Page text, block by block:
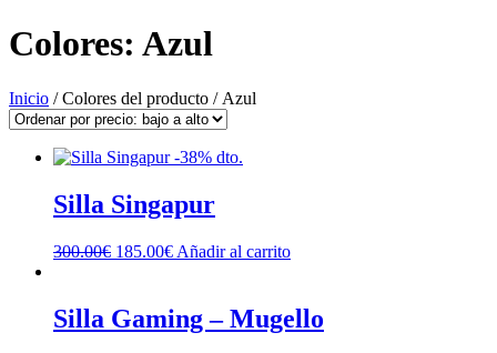
Colores: Azul
Inicio / Colores del producto / Azul
-38% dto.
Silla Singapur
300.00€ El
era:
300.00€.
185.00€El
es:
185.00€.
Añadir al carrito
Silla Gaming – Mugello